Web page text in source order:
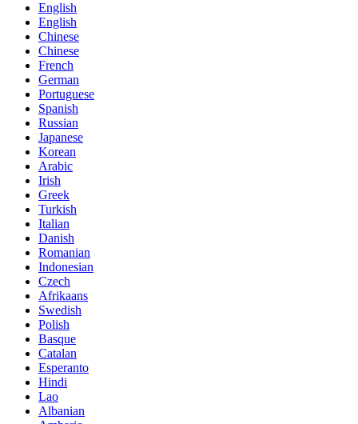
English
English
Chinese
Chinese
French
German
Portuguese
Spanish
Russian
Japanese
Korean
Arabic
Irish
Greek
Turkish
Italian
Danish
Romanian
Indonesian
Czech
Afrikaans
Swedish
Polish
Basque
Catalan
Esperanto
Hindi
Lao
Albanian